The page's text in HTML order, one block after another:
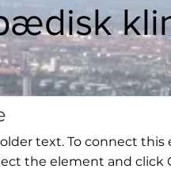
text. To connect
the element and click